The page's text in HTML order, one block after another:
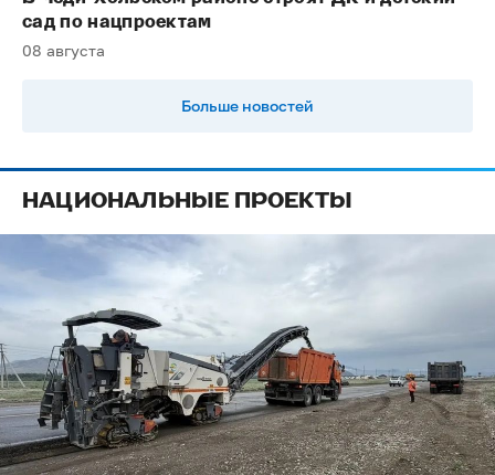
сад по нацпроектам
08 августа
Больше новостей
НАЦИОНАЛЬНЫЕ ПРОЕКТЫ